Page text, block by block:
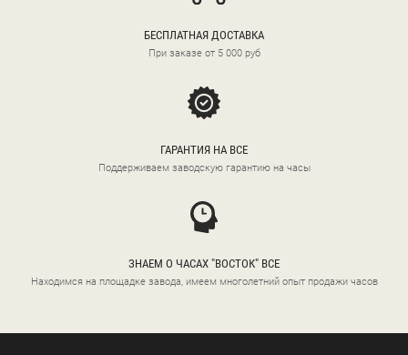
БЕСПЛАТНАЯ ДОСТАВКА
При заказе от 5 000 руб
ГАРАНТИЯ НА ВСЕ
Поддерживаем заводскую гарантию на часы
ЗНАЕМ О ЧАСАХ "ВОСТОК" ВСЕ
Находимся на площадке завода, имеем многолетний опыт продажи часов